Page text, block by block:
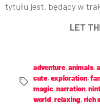
tytułu jest, będący w
LET
adventure,animals,
cute, exploration,
magic,narration,
world,relaxing, rich